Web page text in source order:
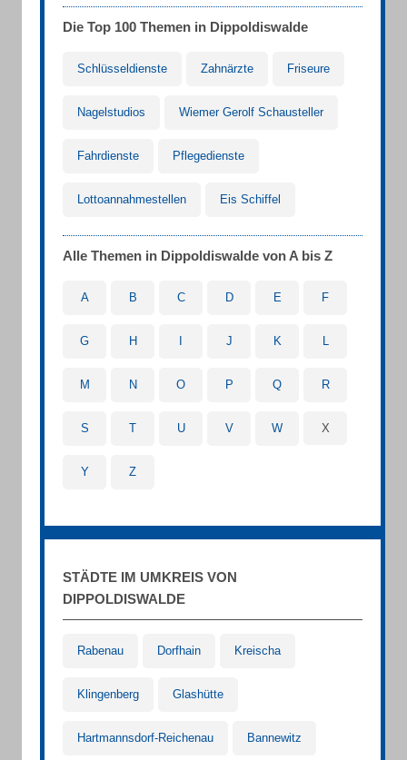
Die Top 100 Themen in Dippoldiswalde
Schlüsseldienste Zahnärzte Friseure
Nagelstudios Wiemer Gerolf Schausteller
Fahrdienste Pflegedienste
Lottoannahmestellen Eis Schiffel
Alle Themen in Dippoldiswalde von A bis Z
A B C D E F
G H J K L
M N O P Q R
S T U V W X
Y Z
STÄDTE IM UMKREIS VON
DIPPOLDISWALDE
Rabenau Dorfhain Kreischa
Klingenberg Glashütte
Hartmannsdorf-Reichenau Bannewitz